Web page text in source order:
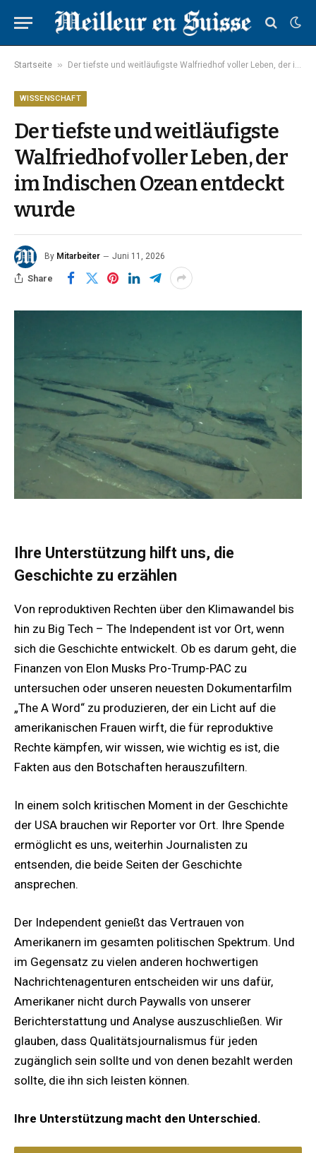
Startseite » Der tiefste und weitläufigste Walfriedhof voller Leben, der im Indischen Ozean entdeckt wurde
WISSENSCHAFT
Der tiefste und weitläufigste
Walfriedhof voller Leben, der
im Indischen Ozean entdeckt
wurde
By Mitarbeiter Juni 11, 2026
Share
Ihre Unterstützung hilft uns, die
Geschichte zu erzählen
Von reproduktiven Rechten über den Klimawandel bis
hin zu Big Tech – The Independent ist vor Ort, wenn
sich die Geschichte entwickelt. Ob es darum geht, die
Finanzen von Elon Musks Pro-Trump-PAC zu
untersuchen oder unseren neuesten Dokumentarfilm
„The A Word“ zu produzieren, der ein Licht auf die
amerikanischen Frauen wirft, die für reproduktive
Rechte kämpfen, wir wissen, wie wichtig es ist, die
Fakten aus den Botschaften herauszufiltern.
In einem solch kritischen Moment in der Geschichte
der USA brauchen wir Reporter vor Ort. Ihre Spende
ermöglicht es uns, weiterhin Journalisten zu
entsenden, die beide Seiten der Geschichte
ansprechen.
Der Independent genießt das Vertrauen von
Amerikanern im gesamten politischen Spektrum. Und
im Gegensatz zu vielen anderen hochwertigen
Nachrichtenagenturen entscheiden wir uns dafür,
Amerikaner nicht durch Paywalls von unserer
Berichterstattung und Analyse auszuschließen. Wir
glauben, dass Qualitätsjournalismus für jeden
zugänglich sein sollte und von denen bezahlt werden
sollte, die ihn sich leisten können.
Ihre Unterstützung macht den Unterschied.